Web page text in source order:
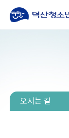
오시는 길